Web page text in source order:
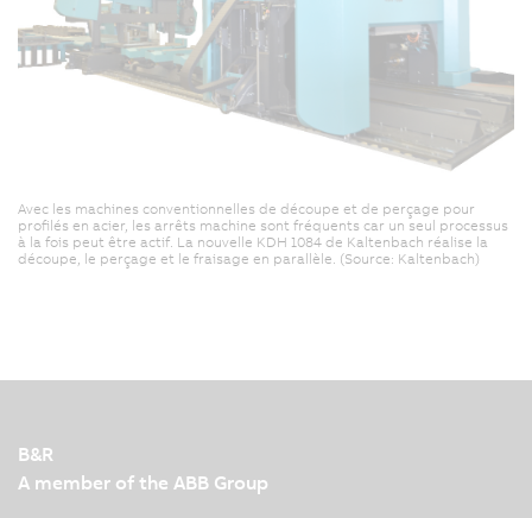
Avec les machines conventionnelles de découpe et de perçage pour
profilés en acier, les arrêts machine sont fréquents car un seul processus
à la fois peut être actif. La nouvelle KDH 1084 de Kaltenbach réalise la
découpe, le perçage et le fraisage en parallèle. (Source: Kaltenbach)
B&R
A member of the ABB Group